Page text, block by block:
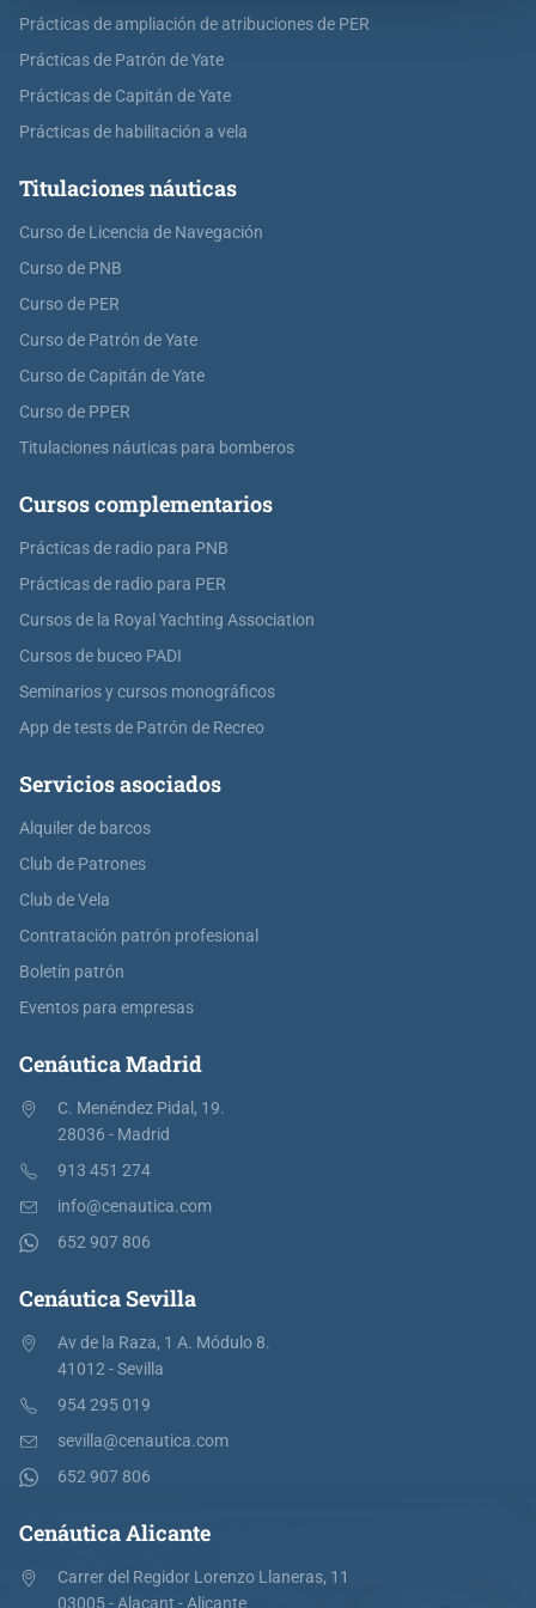
Prácticas de ampliación de atribuciones de PER
Prácticas de Patrón de Yate
Prácticas de Capitán de Yate
Prácticas de habilitación a vela
Titulaciones náuticas
Curso de Licencia de Navegación
Curso de PNB
Curso de PER
Curso de Patrón de Yate
Curso de Capitán de Yate
Curso de PPER
Titulaciones náuticas para bomberos
Cursos complementarios
Prácticas de radio para PNB
Prácticas de radio para PER
Cursos de la Royal Yachting Association
Cursos de buceo PADI
Seminarios y cursos monográficos
App de tests de Patrón de Recreo
Servicios asociados
Alquiler de barcos
Club de Patrones
Club de Vela
Contratación patrón profesional
Boletín patrón
Eventos para empresas
Cenáutica Madrid
C. Menéndez Pidal, 19.
28036 - Madrid
913 451 274
info@cenautica.com
652 907 806
Cenáutica Sevilla
Av de la Raza, 1 A. Módulo 8.
41012 - Sevilla
954 295 019
sevilla@cenautica.com
652 907 806
Cenáutica Alicante
Carrer del Regidor Lorenzo Llaneras, 11